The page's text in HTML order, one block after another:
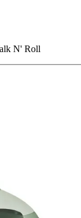
N' Roll